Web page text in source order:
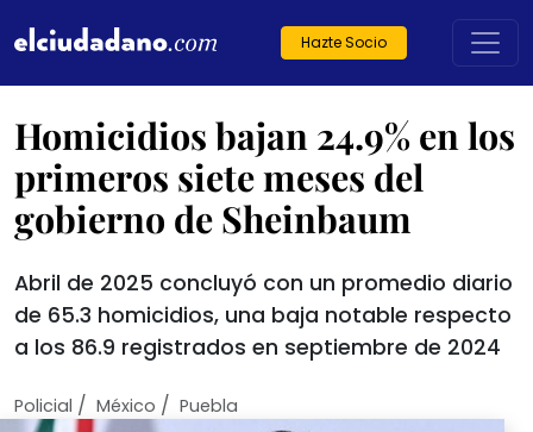
Hazte Socio
Homicidios bajan 24.9% en los
primeros siete meses del
gobierno de Sheinbaum
Abril de 2025 concluyó con un promedio diario
de 65.3 homicidios, una baja notable respecto
a los 86.9 registrados en septiembre de 2024
Policial / México / Puebla